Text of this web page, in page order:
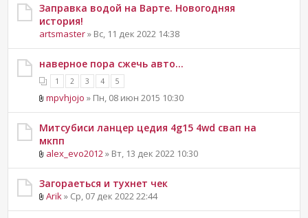
Заправка водой на Варте. Новогодняя
история!
artsmaster» Вс, 11 дек 2022 14:38
наверное пора сжечь авто...
1 2 3 4 5
mpvhjojo » Пн, 08 июн 2015 10:30
Митсубиси ланцер цедия 4g15 4wd свап на
мкпп
alex_evo2012 » Вт, 13 дек 2022 10:30
Загораеться и тухнет чек
Arik » Ср, 07 дек 2022 22:44